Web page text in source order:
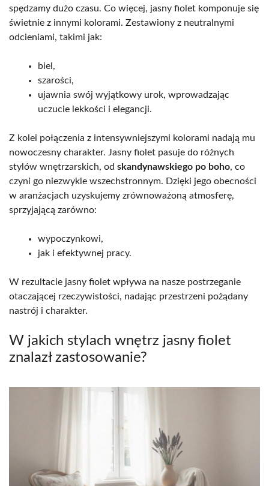
spędzamy dużo czasu. Co więcej, jasny fiolet komponuje się
świetnie z innymi kolorami. Zestawiony z neutralnymi
odcieniami, takimi jak:
biel,
szarości,
ujawnia swój wyjątkowy urok, wprowadzając
uczucie lekkości i elegancji.
Z kolei połączenia z intensywniejszymi kolorami nadają mu
nowoczesny charakter. Jasny fiolet pasuje do różnych
stylów wnętrzarskich, od skandynawskiego po boho, co
czyni go niezwykle wszechstronnym. Dzięki jego obecności
w aranżacjach uzyskujemy zrównoważoną atmosferę,
sprzyjającą zarówno:
wypoczynkowi,
jak i efektywnej pracy.
W rezultacie jasny fiolet wpływa na nasze postrzeganie
otaczającej rzeczywistości, nadając przestrzeni pożądany
nastrój i charakter.
W jakich stylach wnętrz jasny fiolet
znalazł zastosowanie?